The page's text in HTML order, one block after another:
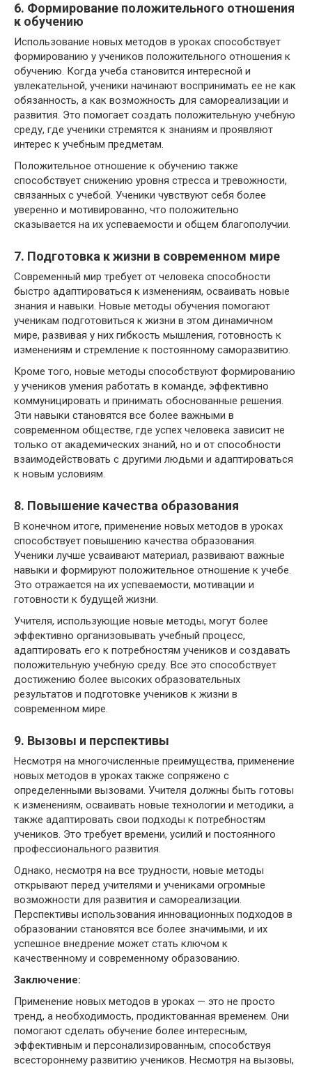
6. Формирование положительного отношения
к обучению
Использование новых методов в уроках способствует
формированию у учеников положительного отношения к
обучению. Когда учеба становится интересной и
увлекательной, ученики начинают воспринимать ее не как
обязанность, а как возможность для самореализации и
развития. Это помогает создать положительную учебную
среду, где ученики стремятся к знаниям и проявляют
интерес к учебным предметам.
Положительное отношение к обучению также
способствует снижению уровня стресса и тревожности,
связанных с учебой. Ученики чувствуют себя более
уверенно и мотивированно, что положительно
сказывается на их успеваемости и общем благополучии.
7. Подготовка к жизни в современном мире
Современный мир требует от человека способности
быстро адаптироваться к изменениям, осваивать новые
знания и навыки. Новые методы обучения помогают
ученикам подготовиться к жизни в этом динамичном
мире, развивая у них гибкость мышления, готовность к
изменениям и стремление к постоянному саморазвитию.
Кроме того, новые методы способствуют формированию
у учеников умения работать в команде, эффективно
коммуницировать и принимать обоснованные решения.
Эти навыки становятся все более важными в
современном обществе, где успех человека зависит не
только от академических знаний, но и от способности
взаимодействовать с другими людьми и адаптироваться
к новым условиям.
8. Повышение качества образования
В конечном итоге, применение новых методов в уроках
способствует повышению качества образования.
Ученики лучше усваивают материал, развивают важные
навыки и формируют положительное отношение к учебе.
Это отражается на их успеваемости, мотивации и
готовности к будущей жизни.
Учителя, использующие новые методы, могут более
эффективно организовывать учебный процесс,
адаптировать его к потребностям учеников и создавать
положительную учебную среду. Все это способствует
достижению более высоких образовательных
результатов и подготовке учеников к жизни в
современном мире.
9. Вызовы и перспективы
Несмотря на многочисленные преимущества, применение
новых методов в уроках также сопряжено с
определенными вызовами. Учителя должны быть готовы
к изменениям, осваивать новые технологии и методики, а
также адаптировать свои подходы к потребностям
учеников. Это требует времени, усилий и постоянного
профессионального развития.
Однако, несмотря на все трудности, новые методы
открывают перед учителями и учениками огромные
возможности для развития и самореализации.
Перспективы использования инновационных подходов в
образовании становятся все более значимыми, и их
успешное внедрение может стать ключом к
качественному и современному образованию.
Заключение:
Применение новых методов в уроках — это не просто
тренд, а необходимость, продиктованная временем. Они
помогают сделать обучение более интересным,
эффективным и персонализированным, способствуя
всестороннему развитию учеников. Несмотря на вызовы,